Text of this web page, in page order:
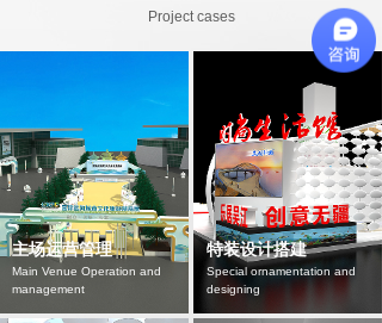
主场运营管理
Main Venue Operation and
management
特装设计搭建
Special ornamentation and
designing
Project cases